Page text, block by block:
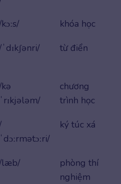
khóa học
từ điển
ˈrɪkjələm/
chương
trình học
ˈdɔːrmətɔːri/
ký túc xá
læb/
phòng thí
nghiệm